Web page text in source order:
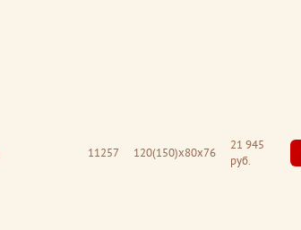
11257 120(150)х80х76
21 945
руб.